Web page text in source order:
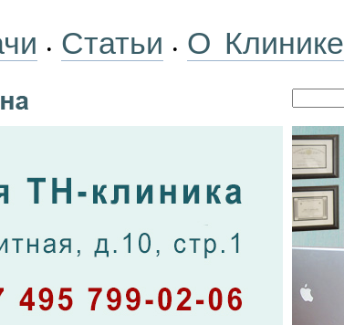
• Статьи • О Клинике